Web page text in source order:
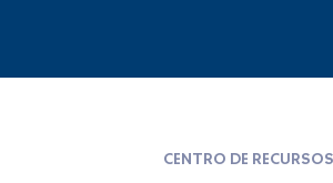
CENTRO DE RECURSOS